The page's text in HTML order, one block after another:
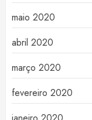
maio 2020
abril 2020
março 2020
fevereiro 2020